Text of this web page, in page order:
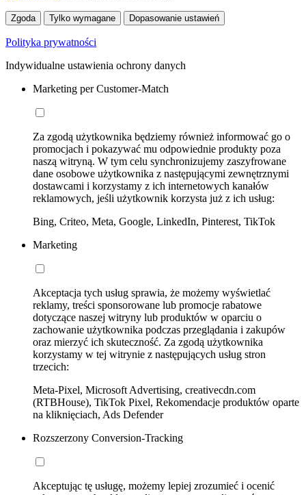
Zgoda Tylko wymagane Dopasowanie ustawień
Polityka prywatności
Indywidualne ustawienia ochrony danych
Marketing per Customer-Match
Za zgodą użytkownika będziemy również informować go o
promocjach i pokazywać mu odpowiednie produkty poza
naszą witryną. W tym celu synchronizujemy zaszyfrowane
dane osobowe użytkownika z następującymi zewnętrznymi
dostawcami i korzystamy z ich internetowych kanałów
reklamowych, jeśli użytkownik korzysta już z ich usług:
Bing, Criteo, Meta, Google, LinkedIn, Pinterest, TikTok
Marketing
Akceptacja tych usług sprawia, że możemy wyświetlać
reklamy, treści sponsorowane lub promocje rabatowe
dotyczące naszej witryny lub produktów w oparciu o
zachowanie użytkownika podczas przeglądania i zakupów
oraz mierzyć ich skuteczność. Za zgodą użytkownika
korzystamy w tej witrynie z następujących usług stron
trzecich:
Meta-Pixel, Microsoft Advertising, creativecdn.com
(RTBHouse), TikTok Pixel, Rekomendacje produktów oparte
na kliknięciach, Ads Defender
Rozszerzony Conversion-Tracking
Akceptując tę usługę, możemy lepiej zrozumieć i ocenić